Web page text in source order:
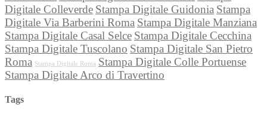
Digitale Colleverde Stampa Digitale Guidonia Stampa
Digitale Via Barberini Roma Stampa Digitale Manziana
Stampa Digitale Casal Selce Stampa Digitale Cecchina
Stampa Digitale Tuscolano Stampa Digitale San Pietro
Roma Stampa Digitale Roma Stampa Digitale Colle Portuense
Stampa Digitale Arco di Travertino
Tags